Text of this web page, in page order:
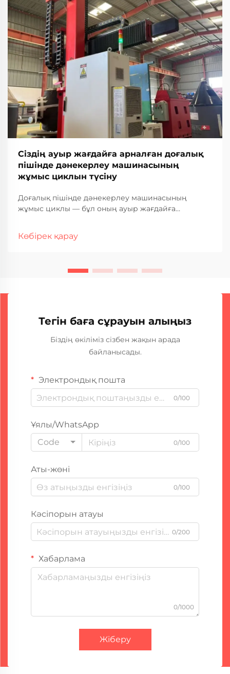
Сіздің ауыр жағдайға арналған доғалық
пішінде дәнекерлеу машинасының
жұмыс циклын түсіну
Доғалық пішінде дәнекерлеу машинасының
жұмыс циклы — бұл оның ауыр жағдайға
маңызды сипаттамалардың бірі. Бұл өлшем сіздің
Көбірек қарау
Тегін баға сұрауын алыңыз
Біздің өкіліміз сізбен жақын арада
байланысады.
Электрондық пошта
0/100
Ұялы/WhatsApp
Code
0/100
Аты-жөні
0/100
Кәсіпорын атауы
0/200
Хабарлама
0/1000
Жіберу